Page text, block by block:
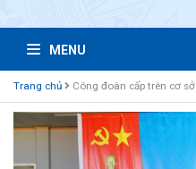
MENU
Trang chủ Công đoàn cấp trên cơ sở